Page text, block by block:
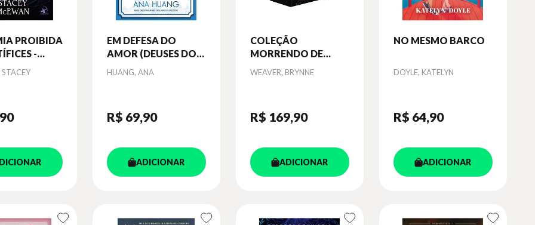
PROIBIDA
-
- VOL. 1
EM DEFESA DO
AMOR (DEUSES DO
JOGO - LIVRO 2) -
VOL. 2
Autor
HUANG, ANA
R$ 69,90
ADICIONAR
COLEÇÃO
MORRENDO DE
AMOR – TRILOGIA
COMPLETA
Autor
WEAVER, BRYNNE
R$ 169,90
ADICIONAR
NO MESMO BARCO
Autor
DOYLE, KATELYN
R$ 64,90
ADICIONAR